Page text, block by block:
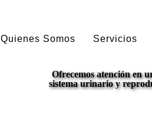
Quienes Somos Servicios
Ofrecemos atención en
sistema urinario y